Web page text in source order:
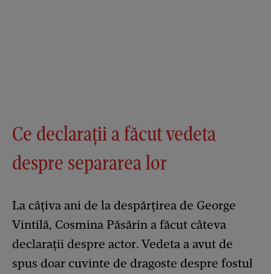
Ce declarații a făcut vedeta
despre separarea lor
La câțiva ani de la despărțirea de George
Vintilă, Cosmina Păsărin a făcut câteva
declarații despre actor. Vedeta a avut de
spus doar cuvinte de dragoste despre fostul